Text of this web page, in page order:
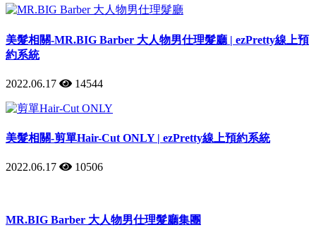
美髮相關-MR.BIG Barber 大人物男仕理髮廳 | ezPretty線上預
約系統
2022.06.17 14544
美髮相關-剪單Hair-Cut ONLY | ezPretty線上預約系統
2022.06.17 10506
MR.BIG Barber 大人物男仕理髮廳集團